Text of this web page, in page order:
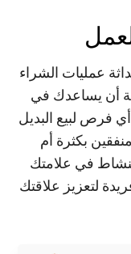
عمليات الشراء
أن يساعدك في
فرص لبيع البديل
منفقين بكثرة أم
في علامتك
لتعزيز علاقتك